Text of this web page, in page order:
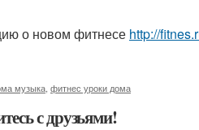
о новом фитнесе http://
музыка фитнес уроки дома
с друзьями!